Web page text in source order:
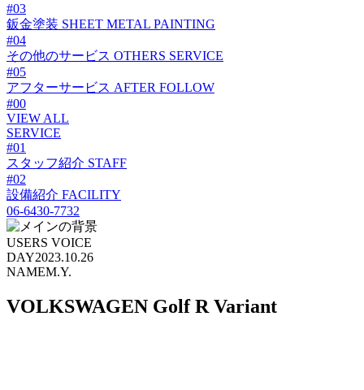
#03
鈑金塗装 SHEET METAL PAINTING
#04
その他のサービス OTHERS SERVICE
#05
アフターサービス AFTER FOLLOW
#00
VIEW ALL
SERVICE
#01
スタッフ紹介 STAFF
#02
設備紹介 FACILITY
06-6430-7732
USERS VOICE
DAY2023.10.26
NAMEM.Y.
VOLKSWAGEN Golf R Variant